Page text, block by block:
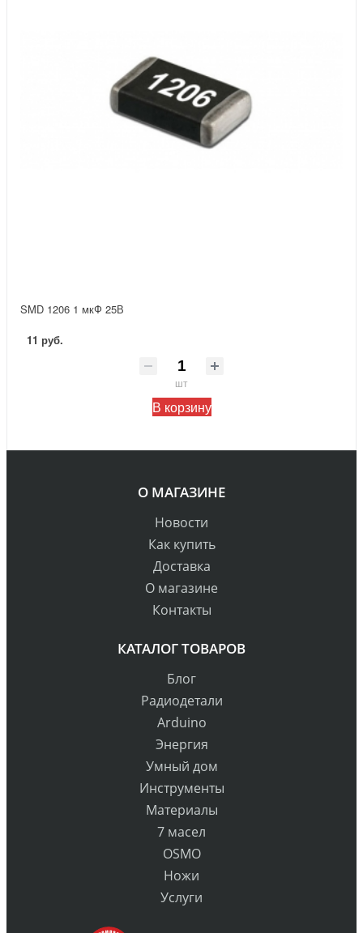
SMD 1206 1 мкФ 25В
11 руб.
шт
В корзину
О МАГАЗИНЕ
Новости
Как купить
Доставка
О магазине
Контакты
КАТАЛОГ ТОВАРОВ
Блог
Радиодетали
Arduino
Энергия
Умный дом
Инструменты
Материалы
7 масел
OSMO
Ножи
Услуги